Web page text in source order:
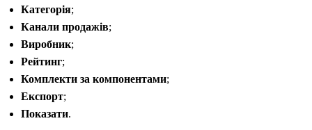
Категорія;
Канали продажів;
Виробник;
Рейтинг;
Комплекти за компонентами;
Експорт;
Показати.